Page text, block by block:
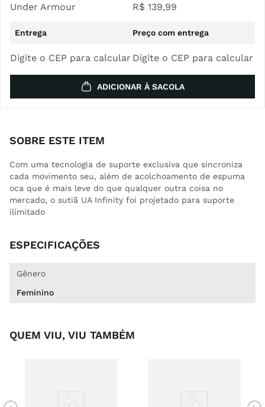
Under Armour R$ 139,99
Digite o CEP para calcular Digite o CEP para calcular
ADICIONAR À SACOLA
SOBRE ESTE ITEM
Com uma tecnologia de suporte exclusiva que sincroniza
cada movimento seu, além de acolchoamento de espuma
oca que é mais leve do que qualquer outra coisa no
mercado, o sutiã UA Infinity foi projetado para suporte
ilimitado
ESPECIFICAÇÕES
Gênero
Feminino
QUEM VIU, VIU TAMBÉM